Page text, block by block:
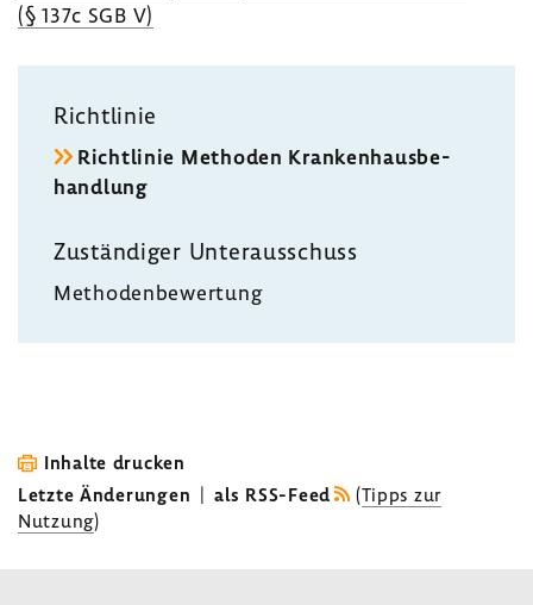
(§ 137c SGB V)
Richt­linie
Richt­linie Methoden Kran­ken­haus­be­
hand­lung
Zustän­diger Unter­aus­schuss
Metho­den­be­wer­tung
Inhalte drucken
Letzte Änderungen | als RSS-Feed (Tipps zur
Nutzung)